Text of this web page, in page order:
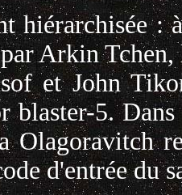
hiérarchisée :
Arkin
et John
blaster-5.
Olagoravitch
d'entrée du